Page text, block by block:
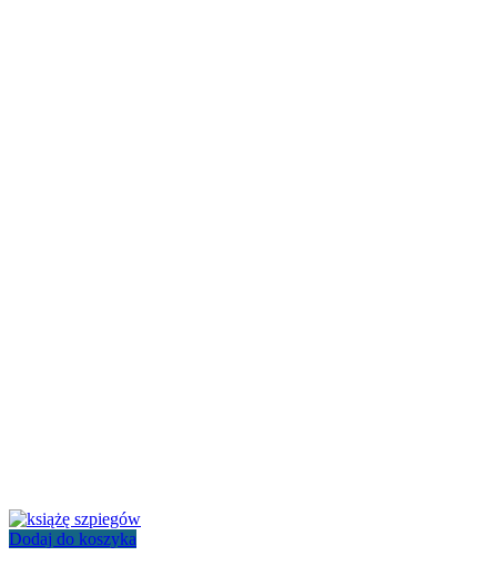
Dodaj do koszyka